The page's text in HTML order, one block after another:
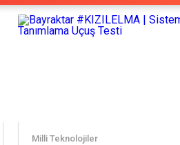
Milli Teknolojiler